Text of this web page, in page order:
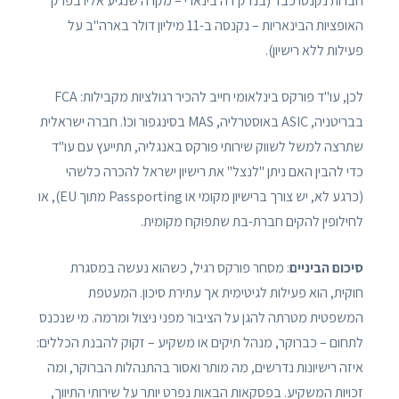
האופציות הבינאריות – נקנסה ב-11 מיליון דולר בארה"ב על
פעילות ללא רישיון).
לכן, עו"ד פורקס בינלאומי חייב להכיר רגולציות מקבילות: FCA
בבריטניה, ASIC באוסטרליה, MAS בסינגפור וכו'. חברה ישראלית
שתרצה למשל לשווק שירותי פורקס באנגליה, תתייעץ עם עו"ד
כדי להבין האם ניתן "לנצל" את רישיון ישראל להכרה כלשהי
(כרגע לא, יש צורך ברישיון מקומי או Passporting מתוך EU), או
לחילופין להקים חברת-בת שתפוקח מקומית.
סיכום הביניים: מסחר פורקס רגיל, כשהוא נעשה במסגרת
חוקית, הוא פעילות לגיטימית אך עתירת סיכון. המעטפת
המשפטית מטרתה להגן על הציבור מפני ניצול ומרמה. מי שנכנס
לתחום – כברוקר, מנהל תיקים או משקיע – זקוק להבנת הכללים:
איזה רישיונות נדרשים, מה מותר ואסור בהתנהלות הברוקר, ומה
זכויות המשקיע. בפסקאות הבאות נפרט יותר על שירותי התיווך,